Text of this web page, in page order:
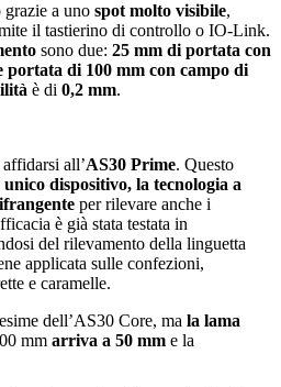
grazie a uno spot molto visibile,
il tastierino di controllo o IO-Link.
sono due: 25 mm di portata con
portata di 100 mm con campo di
è di 0,2 mm.
all’AS30 Prime. Questo
dispositivo, la tecnologia a
per rilevare anche i
è già stata testata in
del rilevamento della linguetta
applicata sulle confezioni,
e caramelle.
dell’AS30 Core, ma la lama
mm arriva a 50 mm e la